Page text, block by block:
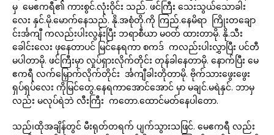
မှ မေဧကရီ၏ ကားစွင်.လုံးဝိုင်း သည်. ဖင်ကြီး သေးသွယ်သောခါး
လေး နှင်.မို.မောက်နေသည်. နို.အစုံတို.ကို ကြည်.နေမိရာ ကြိုးတချော
င်းင်္အကျီ ကလည်းပါးလွန်းပြီး ဘရာစီယာ မဝတ် ထားတာမို. နို.သီး
ခေါင်းလေး ဖုနေတာပင် မြင်နေရကာ စကဒ် ကလည်းပါးလွှာပြီး ပင်တီ
မပါတာမို. ဖင်ကြီးမှာ လှုပ်ရှားလိုက်တိုင်း တုန်ခါနေတာမို. နောက်ပြီး မေ
ဧကရီ လက်မြှောက်လိုက်တိုင်း င်္အကျီခါးတိုတာမို. ဗိုက်သားဖွေးဖွေး
ရှပ်ရှပ်လေး ကိုမြင်တွေ.နေရကာအောင်အောင် မှာ မချင်.မရဲနှင်. ဘာမှ
လည်း မလုပ်ရဲဘဲ လီးကြီး ကတော.ထောင်မတ်နေပါတော.
သည်၊ထိုအချိန်တွင် မီးရုတ်တရက် ပျက်သွားသဖြင်. မေဧကရီ လည်း